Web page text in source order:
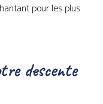
pour les plus
descente